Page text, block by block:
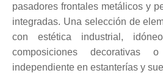
pasadores frontales metálicos y
integradas. Una selección de
con estética industrial,
composiciones
independiente en estanterías y